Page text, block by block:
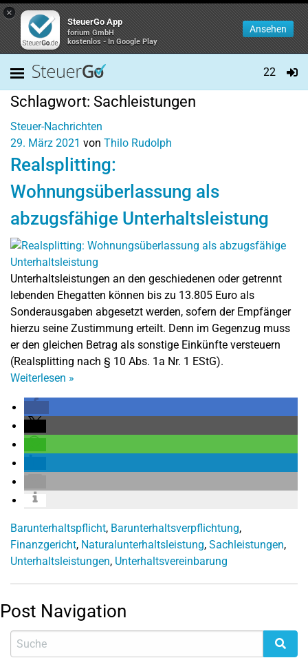
×
SteuerGo App
forium GmbH
kostenlos - In Google Play
Ansehen
22
Schlagwort: Sachleistungen
Steuer-Nachrichten
29. März 2021 von Thilo Rudolph
Realsplitting:
Wohnungsüberlassung als
abzugsfähige Unterhaltsleistung
Unterhaltsleistungen an den geschiedenen oder getrennt
lebenden Ehegatten können bis zu 13.805 Euro als
Sonderausgaben abgesetzt werden, sofern der Empfänger
hierzu seine Zustimmung erteilt. Denn im Gegenzug muss
er den gleichen Betrag als sonstige Einkünfte versteuern
(Realsplitting nach § 10 Abs. 1a Nr. 1 EStG).
Weiterlesen »
Barunterhaltspflicht, Barunterhaltsverpflichtung,
Finanzgericht, Naturalunterhaltsleistung, Sachleistungen,
Unterhaltsleistungen, Unterhaltsvereinbarung
Post Navigation